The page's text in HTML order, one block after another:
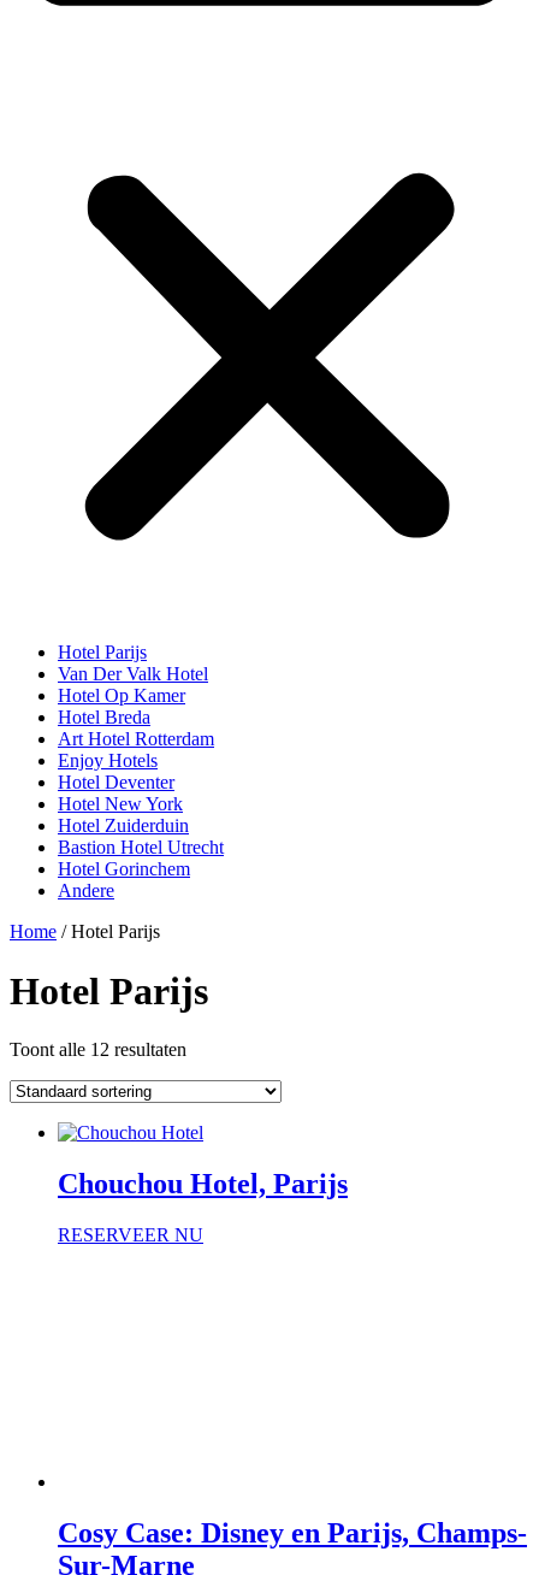
Hotel Parijs
Van Der Valk Hotel
Hotel Op Kamer
Hotel Breda
Art Hotel Rotterdam
Enjoy Hotels
Hotel Deventer
Hotel New York
Hotel Zuiderduin
Bastion Hotel Utrecht
Hotel Gorinchem
Andere
Home / Hotel Parijs
Hotel Parijs
Toont alle 12 resultaten
Chouchou Hotel, Parijs
RESERVEER NU
Cosy Case: Disney en Parijs, Champs-
Sur-Marne